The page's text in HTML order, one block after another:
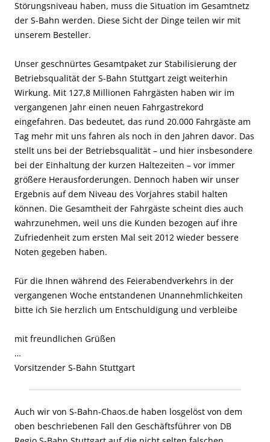
Störungsniveau haben, muss die Situation im Gesamtnetz
der S-Bahn werden. Diese Sicht der Dinge teilen wir mit
unserem Besteller.
Unser geschnürtes Gesamtpaket zur Stabilisierung der
Betriebsqualität der S-Bahn Stuttgart zeigt weiterhin
Wirkung. Mit 127,8 Millionen Fahrgästen haben wir im
vergangenen Jahr einen neuen Fahrgastrekord
eingefahren. Das bedeutet, das rund 20.000 Fahrgäste am
Tag mehr mit uns fahren als noch in den Jahren davor. Das
stellt uns bei der Betriebsqualität – und hier insbesondere
bei der Einhaltung der kurzen Haltezeiten – vor immer
größere Herausforderungen. Dennoch haben wir unser
Ergebnis auf dem Niveau des Vorjahres stabil halten
können. Die Gesamtheit der Fahrgäste scheint dies auch
wahrzunehmen, weil uns die Kunden bezogen auf ihre
Zufriedenheit zum ersten Mal seit 2012 wieder bessere
Noten gegeben haben.
Für die Ihnen während des Feierabendverkehrs in der
vergangenen Woche entstandenen Unannehmlichkeiten
bitte ich Sie herzlich um Entschuldigung und verbleibe
mit freundlichen Grüßen
…
Vorsitzender S-Bahn Stuttgart
Auch wir von S-Bahn-Chaos.de haben losgelöst von dem
oben beschriebenen Fall den Geschäftsführer von DB